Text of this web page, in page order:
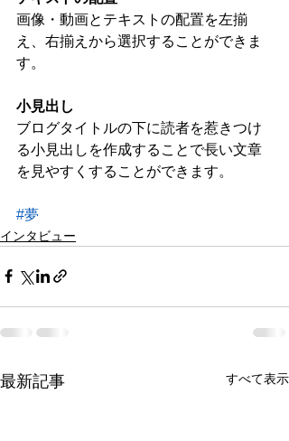
画像・動画とテキストの配置を左揃
え、右揃えから選択することができま
す。
小見出し
ブログタイトルの下に読者を惹きつけ
る小見出しを作成することで長い文章
を見やすくすることができます。
#夢
インタビュー
最新記事 すべて表示